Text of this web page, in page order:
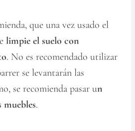
que una vez usado el
limpie el suelo con
. No es recomendado utilizar
se levantarán las
se recomienda pasar un
muebles.